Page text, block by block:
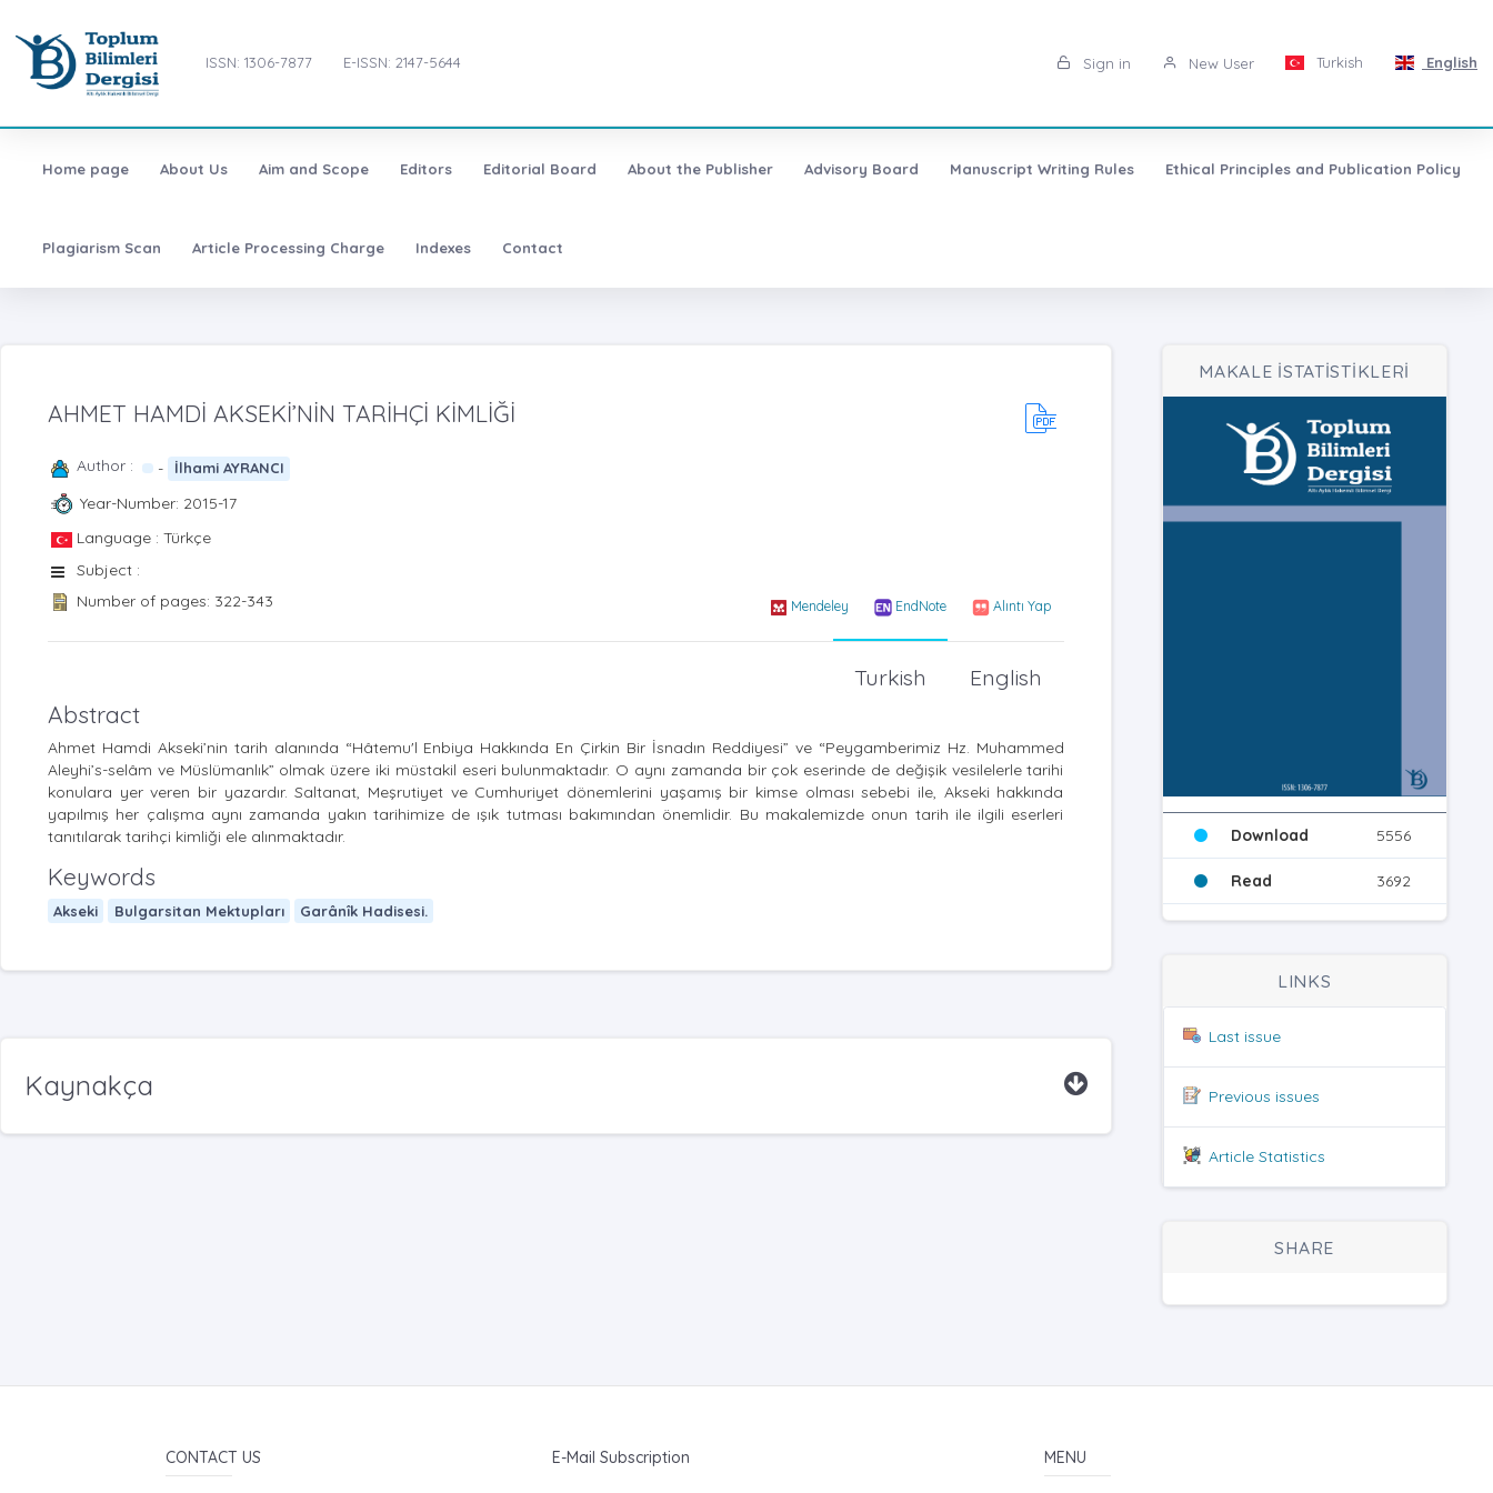
ISSN: 1306-7877 E-ISSN: 2147-5644 Sign in New User Turkish English
Home page About Us Aim and Scope Editors Editorial Board About the Publisher Advisory Board Manuscript Writing Rules Ethical Principles and Publication Policy
Plagiarism Scan Article Processing Charge Indexes Contact
AHMET HAMDİ AKSEKİ’NİN TARİHÇİ KİMLİĞİ
Author : - İlhami AYRANCI
Year-Number: 2015-17
Language : Türkçe
Subject :
Number of pages: 322-343
Mendeley EndNote Alıntı Yap
English
Turkish
Abstract
Ahmet Hamdi Akseki’nin tarih alanında “Hâtemu'l Enbiya Hakkında En Çirkin Bir İsnadın Reddiyesi” ve “Peygamberimiz Hz. Muhammed
Aleyhi’s-selâm ve Müslümanlık” olmak üzere iki müstakil eseri bulunmaktadır. O aynı zamanda bir çok eserinde de değişik vesilelerle tarihi
konulara yer veren bir yazardır. Saltanat, Meşrutiyet ve Cumhuriyet dönemlerini yaşamış bir kimse olması sebebi ile, Akseki hakkında
yapılmış her çalışma aynı zamanda yakın tarihimize de ışık tutması bakımından önemlidir. Bu makalemizde onun tarih ile ilgili eserleri
tanıtılarak tarihçi kimliği ele alınmaktadır.
Keywords
Akseki Bulgarsitan Mektupları Garânîk Hadisesi.
Kaynakça
MAKALE İSTATİSTİKLERİ
Download 5556
Read 3692
LINKS
Last issue
Previous issues
Article Statistics
SHARE
CONTACT US E-Mail Subscription MENU